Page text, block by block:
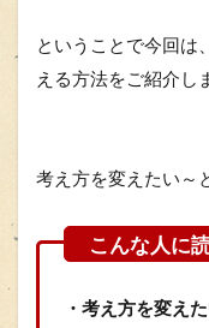
ということで今回は
える方法をご紹介し
考え方を変えたい～
・考え方を変え